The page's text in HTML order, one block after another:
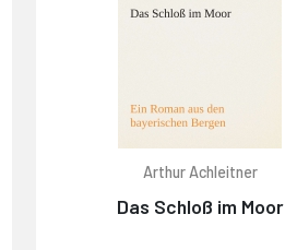
Arthur Achleitner
Das Schloß im Moor